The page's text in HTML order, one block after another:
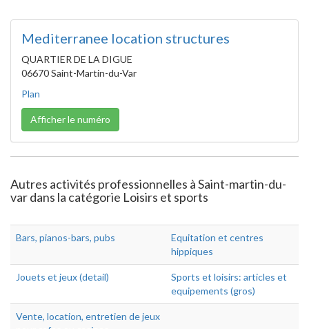
Mediterranee location structures
QUARTIER DE LA DIGUE
06670 Saint-Martin-du-Var
Plan
Afficher le numéro
Autres activités professionnelles à Saint-martin-du-
var dans la catégorie Loisirs et sports
Bars, pianos-bars, pubs
Equitation et centres
hippiques
Jouets et jeux (detail)
Sports et loisirs: articles et
equipements (gros)
Vente, location, entretien de jeux